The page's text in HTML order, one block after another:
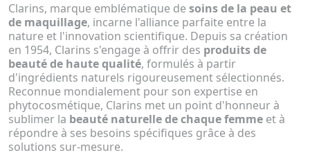
Clarins, marque emblématique de soins de la peau et
de maquillage, incarne l'alliance parfaite entre la
nature et l'innovation scientifique. Depuis sa création
en 1954, Clarins s'engage à offrir des produits de
beauté de haute qualité, formulés à partir
d'ingrédients naturels rigoureusement sélectionnés.
Reconnue mondialement pour son expertise en
phytocosmétique, Clarins met un point d'honneur à
sublimer la beauté naturelle de chaque femme et à
répondre à ses besoins spécifiques grâce à des
solutions sur-mesure.